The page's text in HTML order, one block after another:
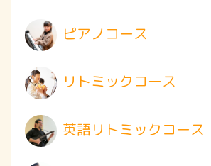
ピアノコース
リトミックコース
英語リトミックコース